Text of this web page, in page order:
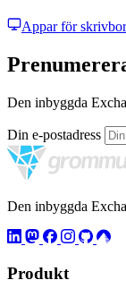
Appar för
Den inbyggda
Din e-postadress
Den inbyggda
Produkt